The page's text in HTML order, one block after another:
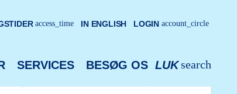
SERVICES BESØG OS search
LUK
access_time IN ENGLISH LOGIN account_circle